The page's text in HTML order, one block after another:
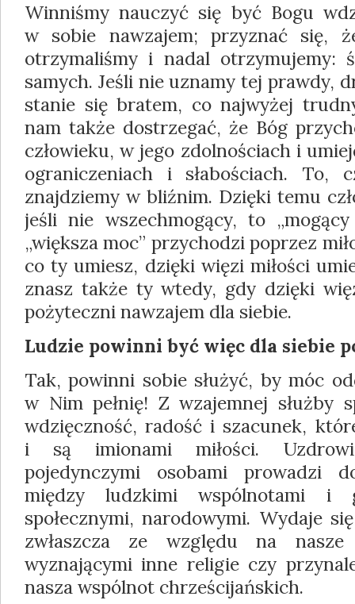
Winniśmy nauczyć się być Bogu
w sobie nawzajem; przyznać się,
otrzymaliśmy i nadal otrzymujemy:
samych. Jeśli nie uznamy tej prawdy,
stanie się bratem, co najwyżej
nam także dostrzegać, że Bóg
człowieku, w jego zdolnościach i
ograniczeniach i słabościach.
znajdziemy w bliźnim. Dzięki temu
jeśli nie wszechmogący, to
„większa moc” przychodzi poprzez
co ty umiesz, dzięki więzi miłości
znasz także ty wtedy, gdy dzięki
pożyteczni nawzajem dla siebie.
Ludzie powinni być więc dla siebie
Tak, powinni sobie służyć, by móc
w Nim pełnię! Z wzajemnej służby
wdzięczność, radość i szacunek,
i są imionami miłości.
pojedynczymi osobami prowadzi
między ludzkimi wspólnotami i
społecznymi, narodowymi. Wydaje
zwłaszcza ze względu na
wyznającymi inne religie czy
nasza wspólnot chrześcijańskich.